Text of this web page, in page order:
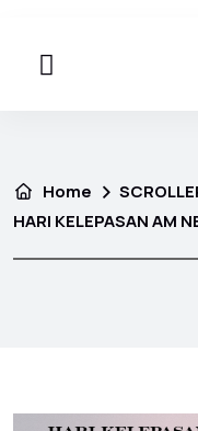
Home
HARI KELEPASAN AM